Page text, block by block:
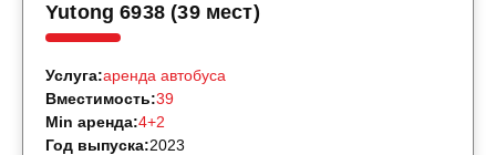
Yutong 6938 (39 мест)
Услуга:аренда автобуса
Вместимость:39
Min аренда:4+2
Год выпуска:2023